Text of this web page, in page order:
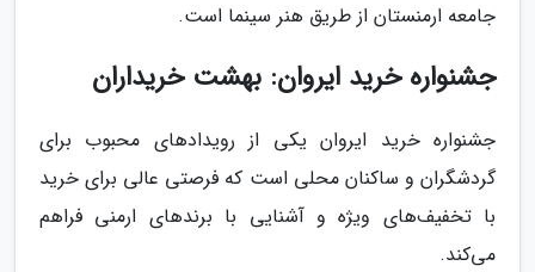
جامعه ارمنستان از طریق هنر سینما است.
جشنواره خرید ایروان: بهشت خریداران
جشنواره خرید ایروان یکی از رویدادهای محبوب برای
گردشگران و ساکنان محلی است که فرصتی عالی برای خرید
با تخفیف‌های ویژه و آشنایی با برندهای ارمنی فراهم
می‌کند.